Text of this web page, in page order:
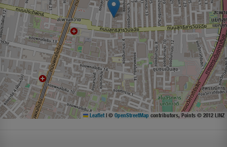
Leaflet | © OpenStreetMap contributors, Points © 2012 LINZ